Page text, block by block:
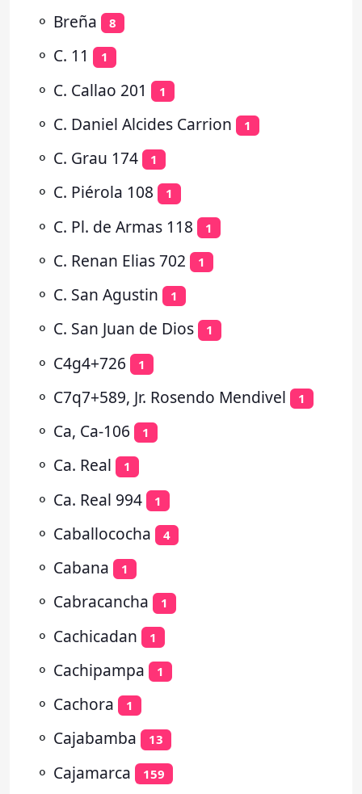
⚬ Breña 8
⚬ C. 11 1
⚬ C. Callao 201 1
⚬ C. Daniel Alcides Carrion 1
⚬ C. Grau 174 1
⚬ C. Piérola 108 1
⚬ C. Pl. de Armas 118 1
⚬ C. Renan Elias 702 1
⚬ C. San Agustin 1
⚬ C. San Juan de Dios 1
⚬ C4g4+726 1
⚬ C7q7+589, Jr. Rosendo Mendivel 1
⚬ Ca, Ca-106 1
⚬ Ca. Real 1
⚬ Ca. Real 994 1
⚬ Caballococha 4
⚬ Cabana 1
⚬ Cabracancha 1
⚬ Cachicadan 1
⚬ Cachipampa 1
⚬ Cachora 1
⚬ Cajabamba 13
⚬ Cajamarca 159